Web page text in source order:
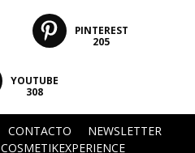
PINTEREST
205
YOUTUBE
308
CONTACTO
NEWSLETTER
COSMETIKEXPERIENCE